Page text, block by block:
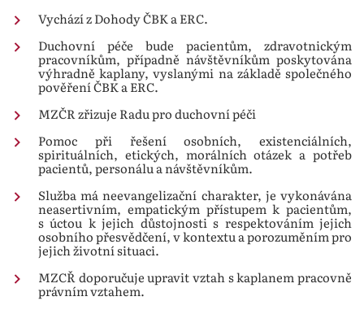
Vychází z Dohody ČBK a ERC.
Duchovní péče bude pacientům, zdravotnickým
pracovníkům, případně návštěvníkům poskytována
výhradně kaplany, vyslanými na základě společného
pověření ČBK a ERC.
MZČR zřizuje Radu pro duchovní péči
Pomoc při řešení osobních, existenciálních,
spirituálních, etických, morálních otázek a potřeb
pacientů, personálu a návštěvníkům.
Služba má neevangelizační charakter, je vykonávána
neasertivním, empatickým přístupem k pacientům,
s úctou k jejich důstojnosti s respektováním jejich
osobního přesvědčení, v kontextu a porozuměním pro
jejich životní situaci.
MZCŘ doporučuje upravit vztah s kaplanem pracovně
právním vztahem.